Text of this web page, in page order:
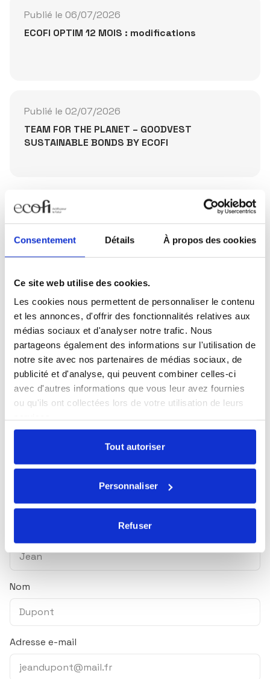
Consentement Détails À propos des cookies
Ce site web utilise des cookies.
Les cookies nous permettent de personnaliser le contenu
et les annonces, d'offrir des fonctionnalités relatives aux
médias sociaux et d'analyser notre trafic. Nous
partageons également des informations sur l'utilisation de
notre site avec nos partenaires de médias sociaux, de
publicité et d'analyse, qui peuvent combiner celles-ci
avec d'autres informations que vous leur avez fournies
ou qu'ils ont collectées lors de votre utilisation de leurs
Tout autoriser
Personnaliser
Refuser
Publié le 06/07/2026
ECOFI OPTIM 12 MOIS : modifications
Publié le 02/07/2026
TEAM FOR THE PLANET – GOODVEST
SUSTAINABLE BONDS BY ECOFI
Partager la publication
Restez informés
Sélectionnez les actualités qui vous intéressent et
abonnez-vous pour les recevoir en exclusivité.
Toutes nos actualités
Marché du lundi
Newsletter trimestrielle
Nos webinaires
Essentiel ! Le magazine ISR & solidaire
Nom
Adresse e-mail